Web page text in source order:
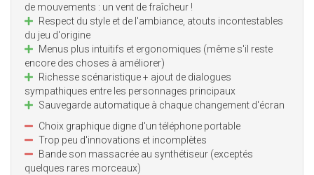
de mouvements : un vent de fraîcheur !
Respect du style et de l'ambiance, atouts incontestables
du jeu d'origine
Menus plus intuitifs et ergonomiques (même s'il reste
encore des choses à améliorer)
Richesse scénaristique + ajout de dialogues
sympathiques entre les personnages principaux
Sauvegarde automatique à chaque changement d'écran
Choix graphique digne d'un téléphone portable
Trop peu d'innovations et incomplètes
Bande son massacrée au synthétiseur (exceptés
quelques rares morceaux)